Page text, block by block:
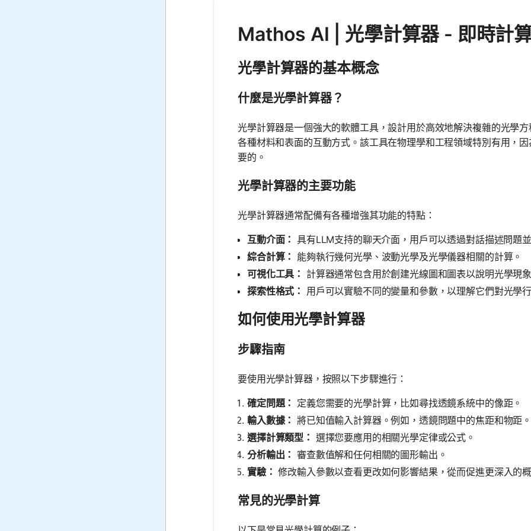
Mathos AI | 光學計算器 - 即時計
光學計算器的基本概念
什麼是光學計算器？
光學計算器是一個強大的軟體工具，設計用於高效地解決複雜的光學
各種材料和表面的互動方式。該工具在物理學和工程領域特別有用，
要的。
光學計算器的主要功能
光學計算器通常配備有各種增強其功能的特點：
互動介面： 具有LLM支持的聊天介面，用戶可以透過對話描述問題
綜合計算： 能夠執行幾何光學、波動光學及光學儀器相關的計算。
可視化工具： 計算器通常包含用於創建光線圖和圖表以說明光學現
探索性格式： 用戶可以實驗不同的變量和參數，以理解它們對光學
如何使用光學計算器
步驟指南
要使用光學計算器，按照以下步驟進行：
確定問題： 定義您需要的光學計算，比如尋找透鏡系統中的像距。
輸入數據： 將已知值輸入計算器。例如，透鏡問題中的焦距和物距
選擇計算類型： 選擇您要應用的相關光學定律或公式。
分析輸出： 審查數值解和任何相關的圖形輸出。
實驗： 修改輸入參數以查看更改如何影響結果，從而促進更深入的
常見的光學計算